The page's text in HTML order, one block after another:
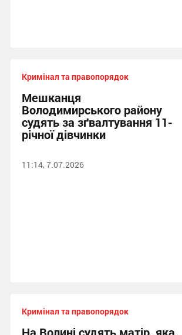
Кримінал та правопорядок
Мешканця
Володимирського району
судять за зґвалтування 11-
річної дівчинки
11:14, 7.07.2026
Кримінал та правопорядок